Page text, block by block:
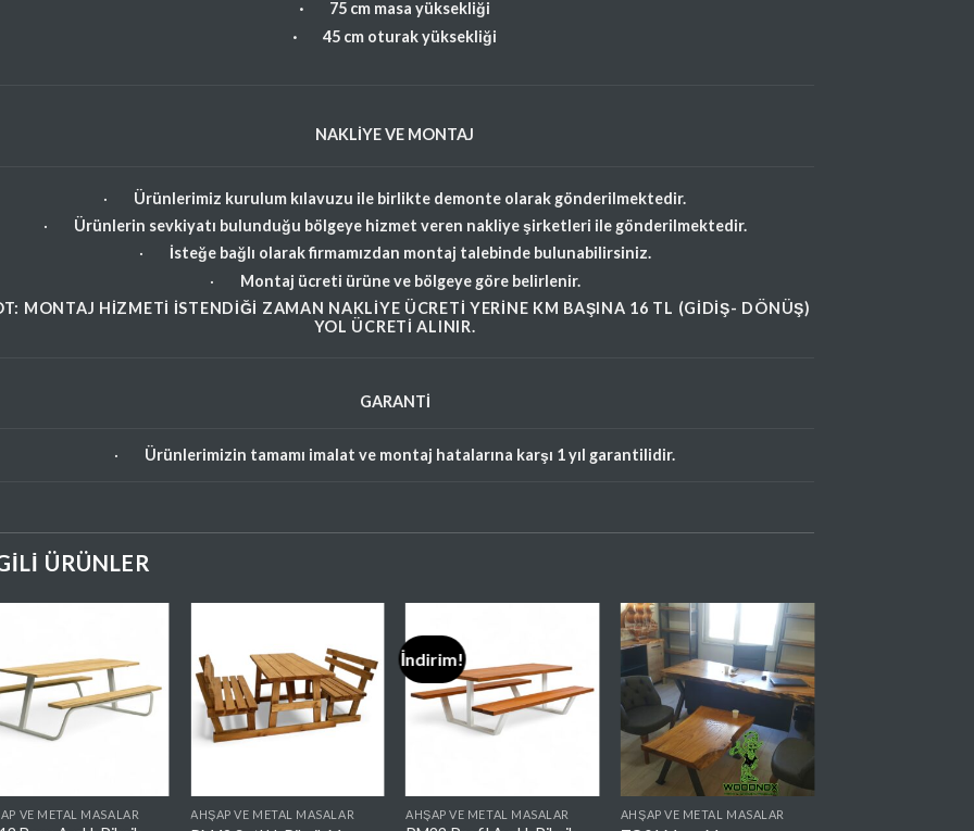
· 75 cm masa yüksekliği
· 45 cm oturak yüksekliği
NAKLİYE VE MONTAJ
· Ürünlerimiz kurulum kılavuzu ile birlikte demonte olarak gönderilmektedir.
· Ürünlerin sevkiyatı bulunduğu bölgeye hizmet veren nakliye şirketleri ile gönderilmektedir.
· İsteğe bağlı olarak firmamızdan montaj talebinde bulunabilirsiniz.
· Montaj ücreti ürüne ve bölgeye göre belirlenir.
MONTAJ HIZMETI ISTENDIĞI ZAMAN NAKLIYE ÜCRETI YERINE KM BAŞINA 16 TL (GIDIŞ- DÖNÜŞ)
YOL ÜCRETI ALINIR.
GARANTİ
· Ürünlerimizin tamamı imalat ve montaj hatalarına karşı 1 yıl garantilidir.
ÜRÜNLER
Favorilere
Ekle
VE METAL MASALAR
Favorilere
Ekle
AHŞAP VE METAL MASALAR
İndirim!
Favorilere
Ekle
AHŞAP VE METAL MASALAR
Favorilere
AHŞAP VE METAL MASALAR